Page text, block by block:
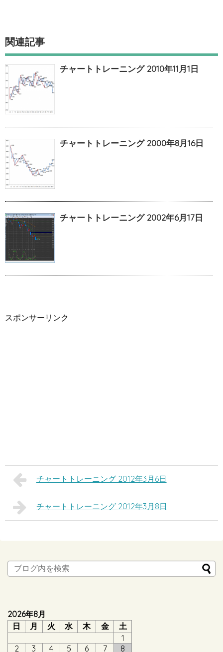
関連記事
チャートトレーニング 2010年11月1日
チャートトレーニング 2000年8月16日
チャートトレーニング 2002年6月17日
スポンサーリンク
チャートトレーニング 2012年3月6日
チャートトレーニング 2012年3月8日
2026年8月
日
月 火 水 木 金
土
1
2
3 4 5 6 7
8